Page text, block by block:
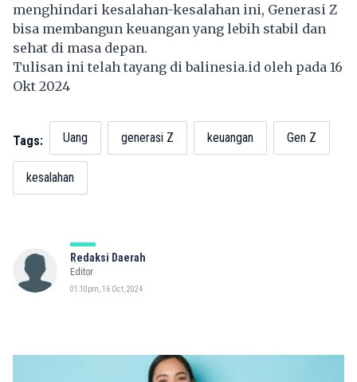
menghindari kesalahan-kesalahan ini, Generasi Z
bisa membangun keuangan yang lebih stabil dan
sehat di masa depan.
Tulisan ini telah tayang dibalinesia.id oleh pada 16
Okt 2024
Tags: Uang generasi Z keuangan Gen Z
kesalahan
Redaksi Daerah
Editor
01:10pm, 16 Oct, 2024